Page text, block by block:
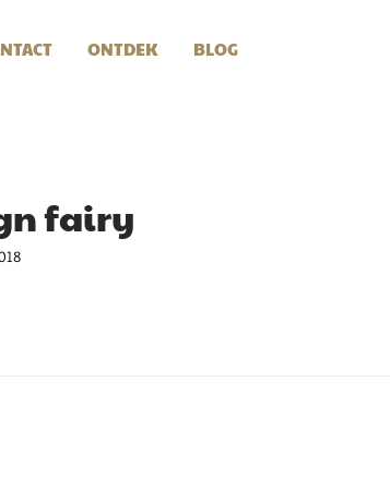
ONTDEK BLOG
fairy